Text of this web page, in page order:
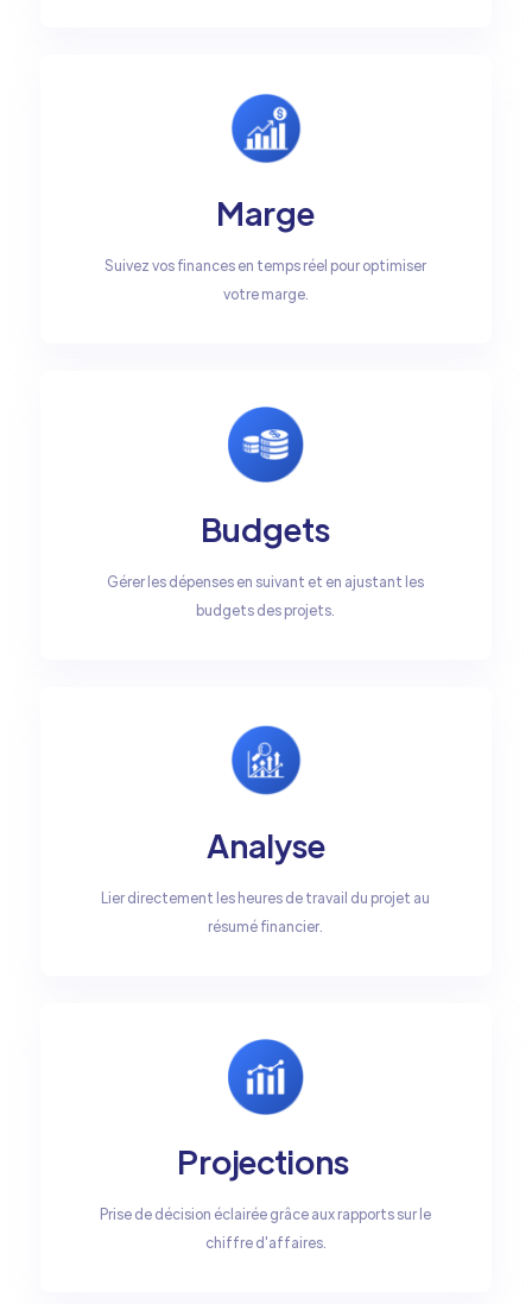
Marge
Suivez vos finances en temps réel pour optimiser
votre marge.
Budgets
Gérer les dépenses en suivant et en ajustant les
budgets des projets.
Analyse
Lier directement les heures de travail du projet au
résumé financier.
Projections
Prise de décision éclairée grâce aux rapports sur le
chiffre d'affaires.